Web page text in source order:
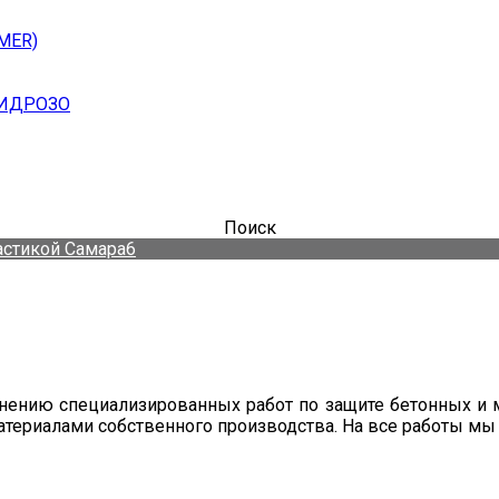
Поиск
Самара6
специализированных работ по защите бетонных и
собственного производства. На все